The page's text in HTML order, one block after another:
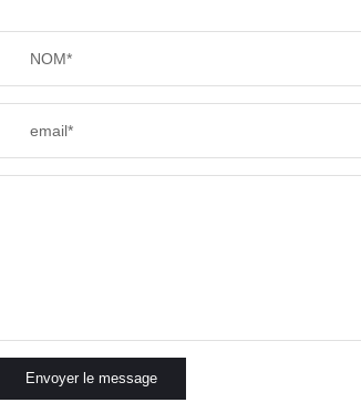
NOM*
email*
Envoyer le message